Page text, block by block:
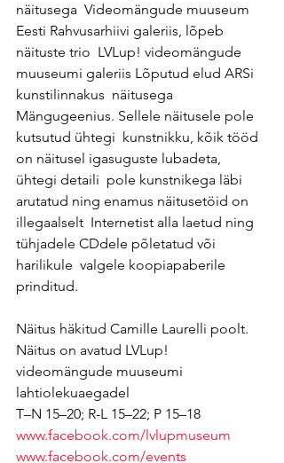
näitusega  Videomängude muuseum
Eesti Rahvusarhiivi galeriis, lõpeb
näituste trio  LVLup! videomängude
muuseumi galeriis Lõputud elud ARSi
kunstilinnakus  näitusega
Mängugeenius. Sellele näitusele pole
kutsutud ühtegi  kunstnikku, kõik tööd
on näitusel igasuguste lubadeta,
ühtegi detaili  pole kunstnikega läbi
arutatud ning enamus näitusetöid on
illegaalselt  Internetist alla laetud ning
tühjadele CDdele põletatud või
harilikule  valgele koopiapaberile
prinditud.
Näitus häkitud Camille Laurelli poolt.
Näitus on avatud LVLup!
videomängude muuseumi
lahtiolekuaegadel
T–N 15–20; R-L 15–22; P 15–18
www.facebook.com/lvlupmuseum
www.facebook.com/events